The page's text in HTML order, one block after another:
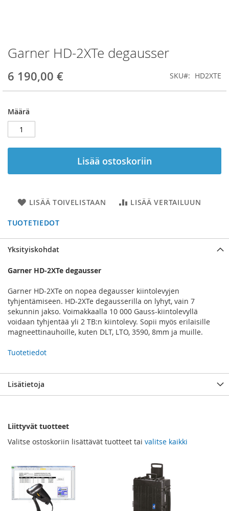
Garner HD-2XTe degausser
6 190,00 € SKU HD2XTE
Määrä
Lisää ostoskoriin
LISÄÄ TOIVELISTAAN LISÄÄ VERTAILUUN
TUOTETIEDOT
Skip
to
the
beginning
of
images
gallery
Yksityiskohdat
Garner HD-2XTe degausser
Garner HD-2XTe on nopea degausser kiintolevyjen
tyhjentämiseen. HD-2XTe degausserilla on lyhyt, vain 7
sekunnin jakso. Voimakkaalla 10 000 Gauss-kiintolevyllä
voidaan tyhjentää yli 2 TB:n kiintolevy. Sopii myös erilaisille
magneettinauhoille, kuten DLT, LTO, 3590, 8mm ja muille.
Tuotetiedot
Lisätietoja
Liittyvät tuotteet
Valitse ostoskoriin lisättävät tuotteet tai valitse kaikki